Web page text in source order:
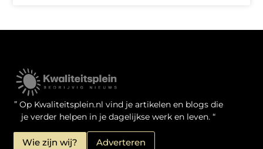
” Op Kwaliteitsplein.nl vind je artikelen en blogs die
je verder helpen in je dagelijkse werk en leven. “
Wie zijn wij? Adverteren